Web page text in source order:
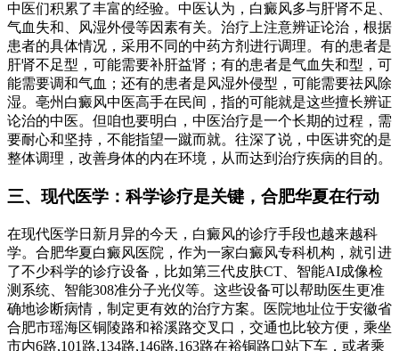
中医们积累了丰富的经验。中医认为，白癜风多与肝肾不足、
气血失和、风湿外侵等因素有关。治疗上注意辨证论治，根据
患者的具体情况，采用不同的中药方剂进行调理。有的患者是
肝肾不足型，可能需要补肝益肾；有的患者是气血失和型，可
能需要调和气血；还有的患者是风湿外侵型，可能需要祛风除
湿。亳州白癜风中医高手在民间，指的可能就是这些擅长辨证
论治的中医。但咱也要明白，中医治疗是一个长期的过程，需
要耐心和坚持，不能指望一蹴而就。往深了说，中医讲究的是
整体调理，改善身体的内在环境，从而达到治疗疾病的目的。
三、现代医学：科学诊疗是关键，合肥华夏在行动
在现代医学日新月异的今天，白癜风的诊疗手段也越来越科
学。合肥华夏白癜风医院，作为一家白癜风专科机构，就引进
了不少科学的诊疗设备，比如第三代皮肤CT、智能AI成像检
测系统、智能308准分子光仪等。这些设备可以帮助医生更准
确地诊断病情，制定更有效的治疗方案。医院地址位于安徽省
合肥市瑶海区铜陵路和裕溪路交叉口，交通也比较方便，乘坐
市内6路,101路,134路,146路,163路在裕铜路口站下车，或者乘